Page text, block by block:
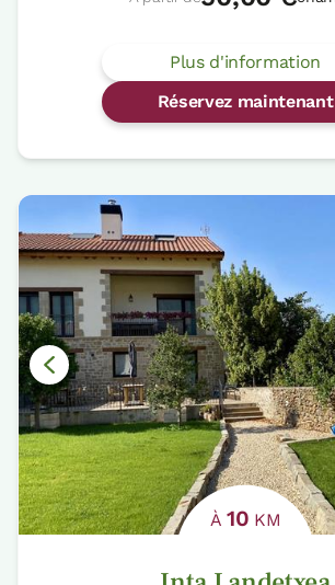
Plus d'information
Réservez maintenant
À 10 KM